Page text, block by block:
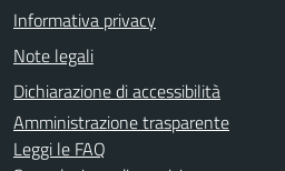
Informativa privacy
Note legali
Dichiarazione di accessibilità
Amministrazione trasparente
Leggi le FAQ